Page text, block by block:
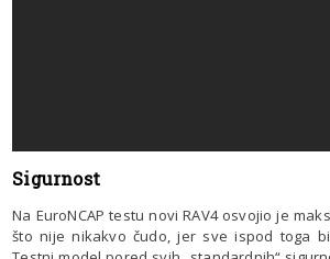
Sigurnost
Na EuroNCAP testu novi RAV4 osvojio je
što nije nikakvo čudo, jer sve ispod toga